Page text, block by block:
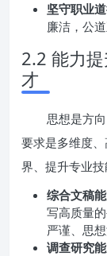
坚守职业
廉洁，公
2.2 能力
才
思想是方
要求是多维度
界、提升专业技
综合文稿
写高质量
严谨、思想
调查研究